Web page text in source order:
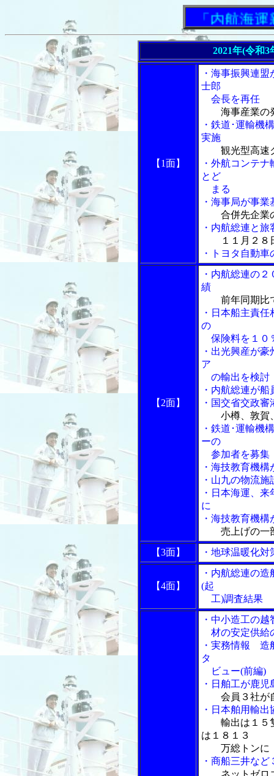
「内航海運新
2021年(令和
【1面】
・海事振興連
士郎
会長を再任
海事産業の
・鉄道･運輸機
実施
観光型高速
・外航コンテ
とど
まる
・海事局が事
合併先企業
・内航総連と
１１月２
・トヨタ自動
【2面】
・内航総連の
績
前年同期比
・日本船主責
の
保険料を１０
・出光興産が
ア
の輸出を検討
・内航総連が
・国交省交政
小樽、敦賀
・鉄道･運輸機
ーの
参加者を募集
・海技教育機
・山九の物流
・日本海運、
に
・海技教育機
売上げの一
【3面】
・地球温暖化
【4面】
・内航総連の
(起
工)調査結果
・中小造工の
材の安定供給
・実務情報 造
タ
ビュー(前編)
・日舶工が鹿
会員３社が
・日本舶用輸
輸出は１５
は１８１３
万総トンに
・商船三井な
ネットゼロ